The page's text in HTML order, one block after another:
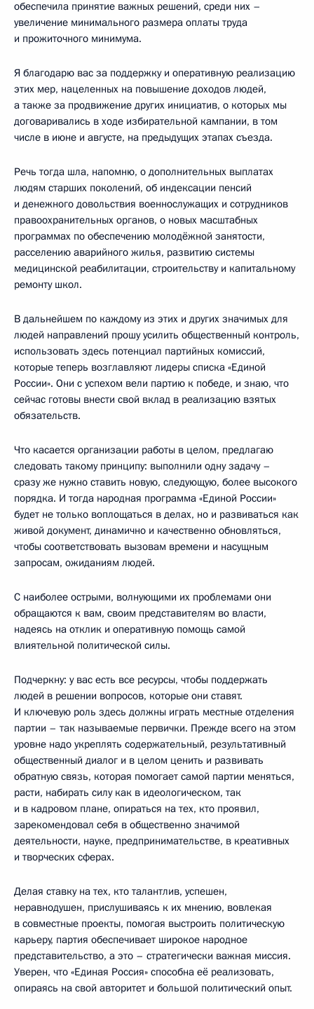
обеспечила принятие важных решений, среди них –
увеличение минимального размера оплаты труда
и прожиточного минимума.
Я благодарю вас за поддержку и оперативную реализацию
этих мер, нацеленных на повышение доходов людей,
а также за продвижение других инициатив, о которых мы
договаривались в ходе избирательной кампании, в том
числе в июне и августе, на предыдущих этапах съезда.
Речь тогда шла, напомню, о дополнительных выплатах
людям старших поколений, об индексации пенсий
и денежного довольствия военнослужащих и сотрудников
правоохранительных органов, о новых масштабных
программах по обеспечению молодёжной занятости,
расселению аварийного жилья, развитию системы
медицинской реабилитации, строительству и капитальному
ремонту школ.
В дальнейшем по каждому из этих и других значимых для
людей направлений прошу усилить общественный контроль,
использовать здесь потенциал партийных комиссий,
которые теперь возглавляют лидеры списка «Единой
России». Они с успехом вели партию к победе, и знаю, что
сейчас готовы внести свой вклад в реализацию взятых
обязательств.
Что касается организации работы в целом, предлагаю
следовать такому принципу: выполнили одну задачу –
сразу же нужно ставить новую, следующую, более высокого
порядка. И тогда народная программа «Единой России»
будет не только воплощаться в делах, но и развиваться как
живой документ, динамично и качественно обновляться,
чтобы соответствовать вызовам времени и насущным
запросам, ожиданиям людей.
С наиболее острыми, волнующими их проблемами они
обращаются к вам, своим представителям во власти,
надеясь на отклик и оперативную помощь самой
влиятельной политической силы.
Подчеркну: у вас есть все ресурсы, чтобы поддержать
людей в решении вопросов, которые они ставят.
И ключевую роль здесь должны играть местные отделения
партии – так называемые первички. Прежде всего на этом
уровне надо укреплять содержательный, результативный
общественный диалог и в целом ценить и развивать
обратную связь, которая помогает самой партии меняться,
расти, набирать силу как в идеологическом, так
и в кадровом плане, опираться на тех, кто проявил,
зарекомендовал себя в общественно значимой
деятельности, науке, предпринимательстве, в креативных
и творческих сферах.
Делая ставку на тех, кто талантлив, успешен,
неравнодушен, прислушиваясь к их мнению, вовлекая
в совместные проекты, помогая выстроить политическую
карьеру, партия обеспечивает широкое народное
представительство, а это – стратегически важная миссия.
Уверен, что «Единая Россия» способна её реализовать,
опираясь на свой авторитет и большой политический опыт.